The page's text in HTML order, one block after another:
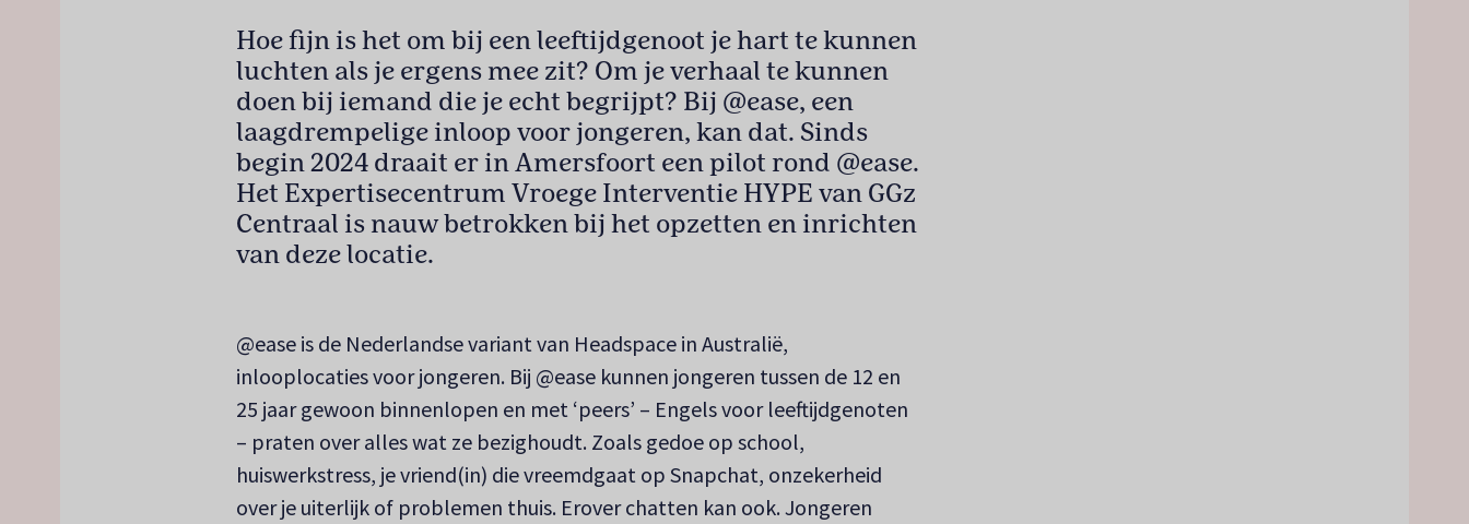
Hoe fijn is het om bij een leeftijdgenoot je hart te kunnen
luchten als je ergens mee zit? Om je verhaal te kunnen
doen bij iemand die je echt begrijpt? Bij @ease, een
laagdrempelige inloop voor jongeren, kan dat. Sinds
begin 2024 draait er in Amersfoort een pilot rond @ease.
Het Expertisecentrum Vroege Interventie HYPE van GGz
Centraal is nauw betrokken bij het opzetten en inrichten
van deze locatie.
@ease is de Nederlandse variant van Headspace in Australië,
inlooplocaties voor jongeren. Bij @ease kunnen jongeren tussen de 12 en
25 jaar gewoon binnenlopen en met ‘peers’ – Engels voor leeftijdgenoten
– praten over alles wat ze bezighoudt. Zoals gedoe op school,
huiswerkstress, je vriend(in) die vreemdgaat op Snapchat, onzekerheid
over je uiterlijk of problemen thuis. Erover chatten kan ook. Jongeren